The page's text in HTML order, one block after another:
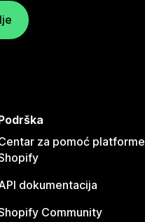
za pomoć platforme
dokumentacija
Community